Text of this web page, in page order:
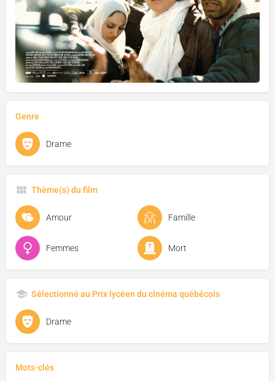
Genre
Drame
Thème(s) du film
Amour Famille
Femmes Mort
Sélectionné au Prix lycéen du cinéma québécois
Drame
Mots-clés